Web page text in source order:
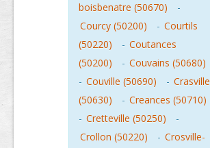
boisbenatre (50670)
-
Courcy (50200)
- Courtils
(50220)
- Coutances
(50200)
- Couvains (50680)
- Couville (50690) - Crasville
(50630)
- Creances (50710)
- Cretteville (50250)
-
Crollon (50220)
- Crosville-